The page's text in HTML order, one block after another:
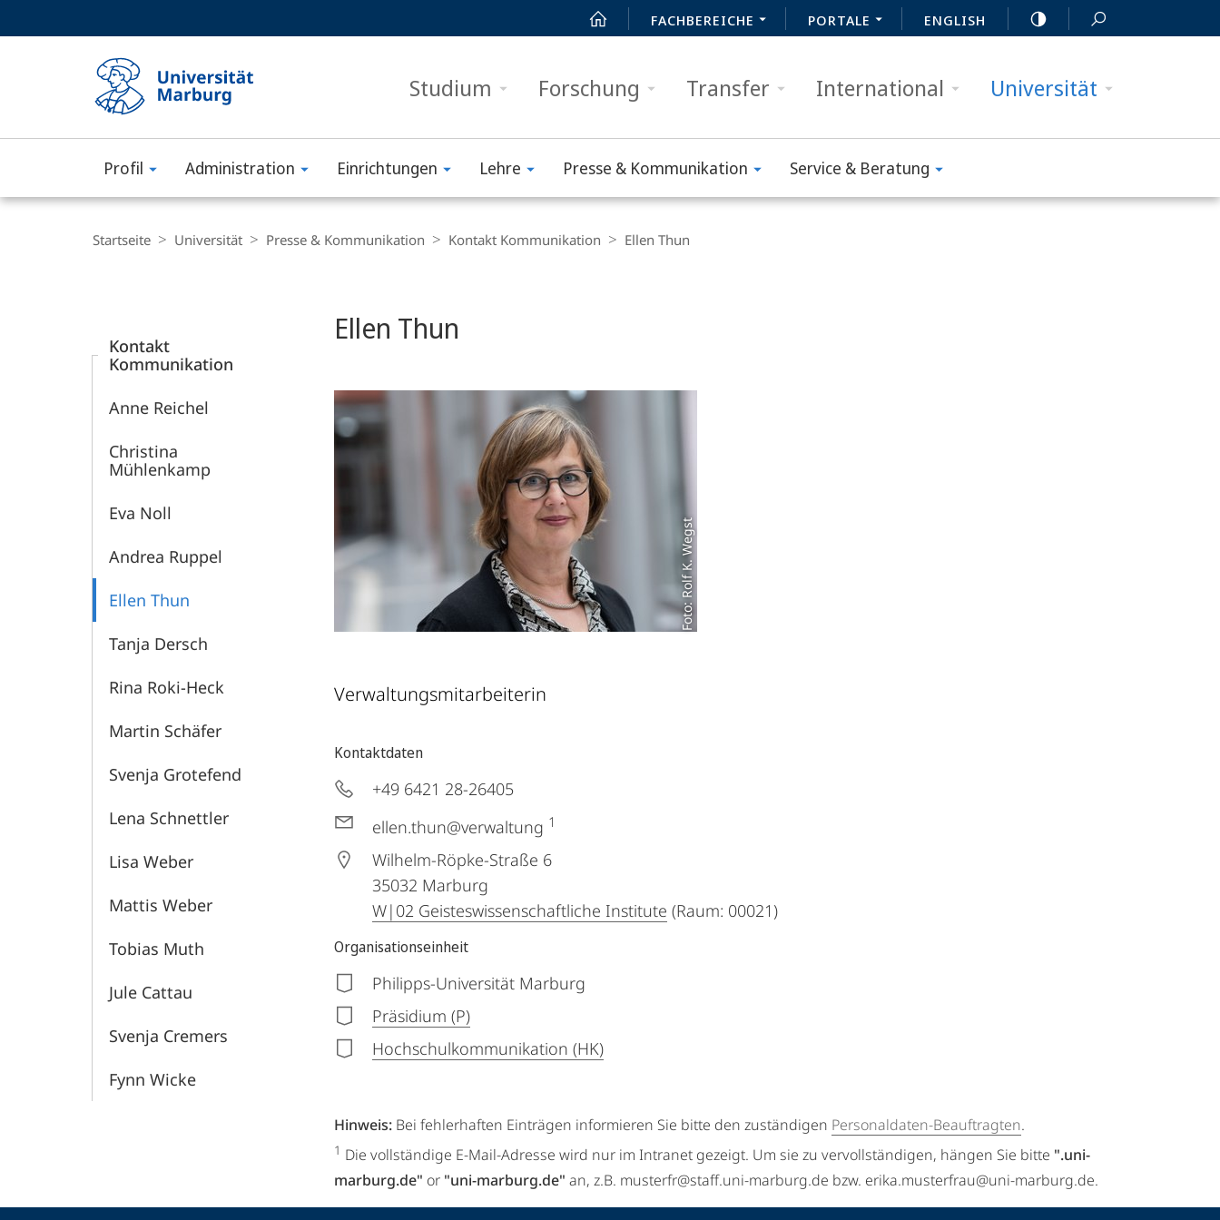
FACHBEREICHE PORTALE ENGLISH
Studium Forschung Transfer International Universität
Philipps-
Universität
Marburg
Profil Administration Einrichtungen Lehre Presse & Kommunikation Service & Beratung
Navigation
Startseite Universität Presse & Kommunikation Kontakt Kommunikation Ellen Thun
Kontakt
Kommunikation
Anne Reichel
Christina
Mühlenkamp
Eva Noll
Andrea Ruppel
Ellen Thun
Tanja Dersch
Rina Roki-Heck
Martin Schäfer
Svenja Grotefend
Lena Schnettler
Lisa Weber
Mattis Weber
Tobias Muth
Jule Cattau
Svenja Cremers
Fynn Wicke
Ellen Thun
Foto: Rolf K. Wegst
Verwaltungsmitarbeiterin
Kontaktdaten
+49 6421 28-26405
ellen.thun@verwaltung 1
Wilhelm-Röpke-Straße 6
35032 Marburg
W|02 Geisteswissenschaftliche Institute (Raum: 00021)
Organisationseinheit
Philipps-Universität Marburg
Präsidium (P)
Hochschulkommunikation (HK)
Hinweis: Bei fehlerhaften Einträgen informieren Sie bitte den zuständigen Personaldaten-Beauftragten.
1 Die vollständige E-Mail-Adresse wird nur im Intranet gezeigt. Um sie zu vervollständigen, hängen Sie bitte ".uni-
marburg.de" or "uni-marburg.de" an, z.B. musterfr@staff.uni-marburg.de bzw. erika.musterfrau@uni-marburg.de.